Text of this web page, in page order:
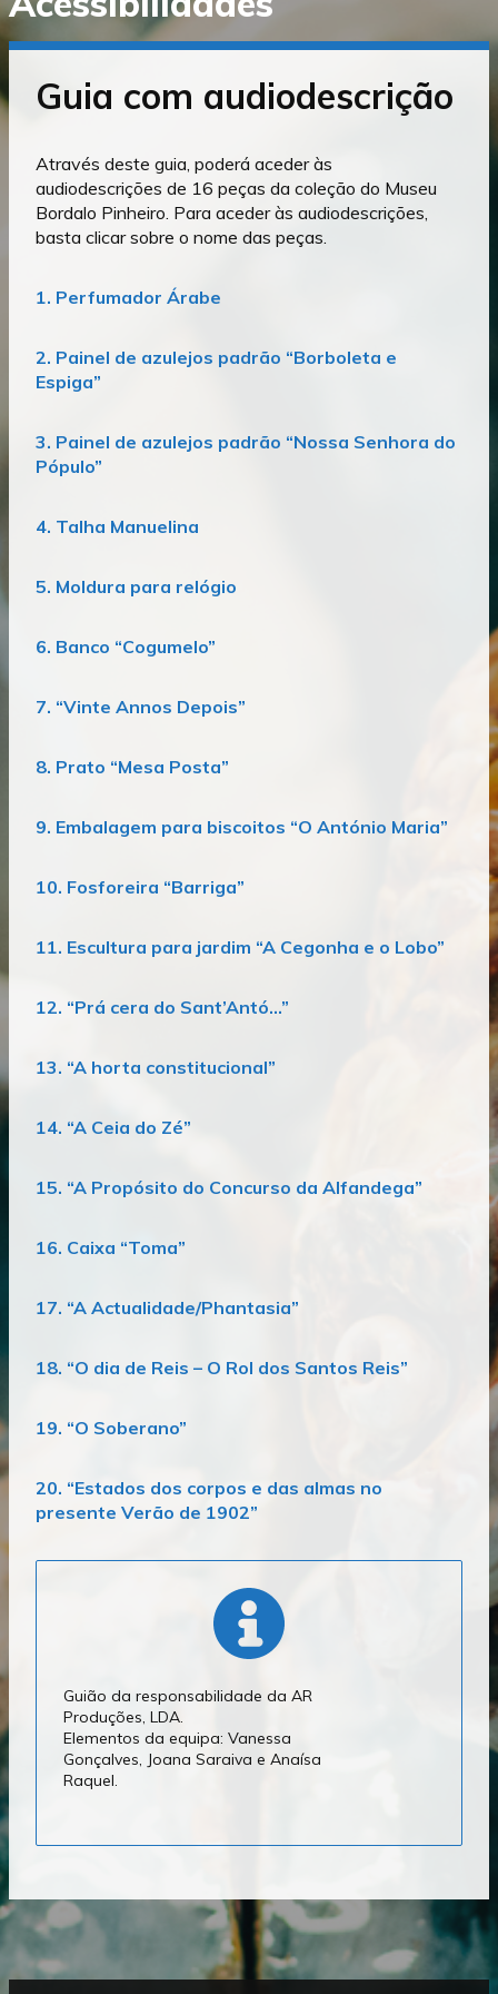
diretamente
Guia com audiodescrição
Através deste guia, poderá aceder às
audiodescrições de 16 peças da coleção do Museu
Bordalo Pinheiro. Para aceder às audiodescrições,
basta clicar sobre o nome das peças.
1. Perfumador Árabe
2. Painel de azulejos padrão “Borboleta e
Espiga”
3. Painel de azulejos padrão “Nossa Senhora do
Pópulo”
4. Talha Manuelina
5. Moldura para relógio
6. Banco “Cogumelo”
7. “Vinte Annos Depois”
8. Prato “Mesa Posta”
9. Embalagem para biscoitos “O António Maria”
10. Fosforeira “Barriga”
11. Escultura para jardim “A Cegonha e o Lobo”
12. “Prá cera do Sant’Antó…”
13. “A horta constitucional”
14. “A Ceia do Zé”
15. “A Propósito do Concurso da Alfandega”
16. Caixa “Toma”
17. “A Actualidade/Phantasia”
18. “O dia de Reis – O Rol dos Santos Reis”
19. “O Soberano”
20. “Estados dos corpos e das almas no
presente Verão de 1902”
Guião da responsabilidade da AR
Produções, LDA.
Elementos da equipa: Vanessa
Gonçalves, Joana Saraiva e Anaísa
Raquel.